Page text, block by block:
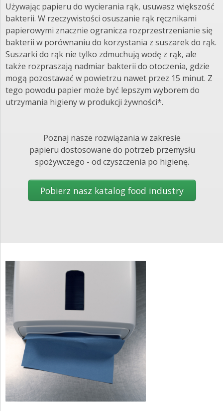
Używając papieru do wycierania rąk, usuwasz większość
bakterii. W rzeczywistości osuszanie rąk ręcznikami
papierowymi znacznie ogranicza rozprzestrzenianie się
bakterii w porównaniu do korzystania z suszarek do rąk.
Suszarki do rąk nie tylko zdmuchują wodę z rąk, ale
także rozpraszają nadmiar bakterii do otoczenia, gdzie
mogą pozostawać w powietrzu nawet przez 15 minut. Z
tego powodu papier może być lepszym wyborem do
utrzymania higieny w produkcji żywności*.
Poznaj nasze rozwiązania w zakresie
papieru dostosowane do potrzeb przemysłu
spożywczego - od czyszczenia po higienę.
Pobierz nasz katalog food industry